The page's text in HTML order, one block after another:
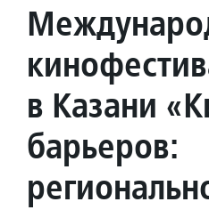
в Казани
барьеров: